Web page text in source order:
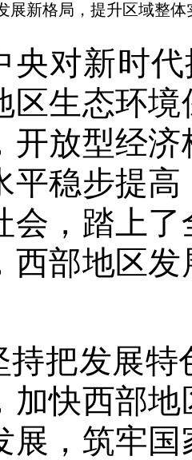
展新格局，提升区域整
新时代
区生态环
开放型经
平稳步提
会，踏上
西部地区
发展特
加快西部
展，筑牢